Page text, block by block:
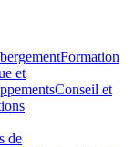
Formation
et
Conseil et
de